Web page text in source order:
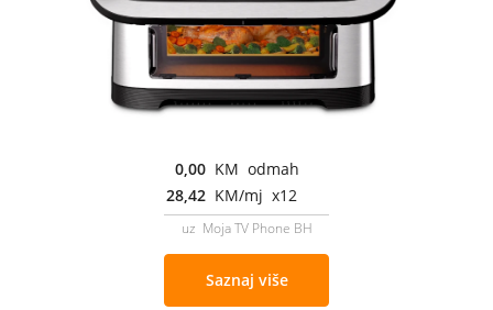
0,00 KM odmah
28,42 KM/mj x12
uz Moja TV Phone BH
Saznaj više